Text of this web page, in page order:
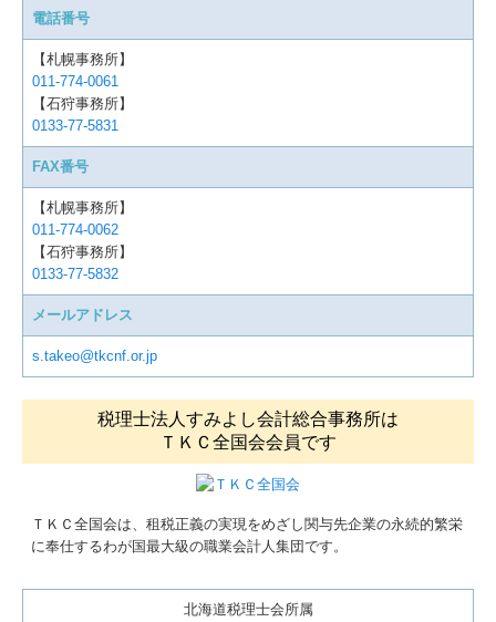
電話番号
【札幌事務所】
011-774-0061
【石狩事務所】
0133-77-5831
FAX番号
【札幌事務所】
011-774-0062
【石狩事務所】
0133-77-5832
メールアドレス
s.takeo@tkcnf.or.jp
税理士法人すみよし会計総合事務所は
ＴＫＣ全国会会員です
ＴＫＣ全国会は、租税正義の実現をめざし関与先企業の永続的繁栄
に奉仕するわが国最大級の職業会計人集団です。
北海道税理士会所属